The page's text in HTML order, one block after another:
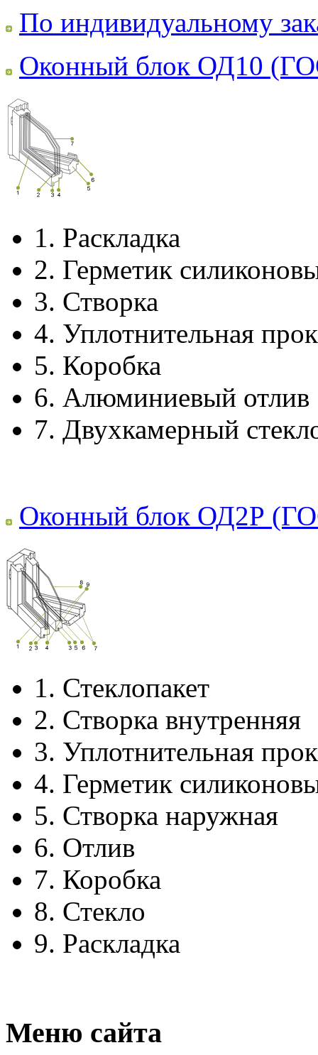
По индивидуальному
Оконный блок ОД10
1. Раскладка
2. Герметик
3. Створка
4. Уплотнительная
5. Коробка
6. Алюминиевый отлив
7. Двухкамерный
Оконный блок ОД2Р
1. Стеклопакет
2. Створка внутренняя
3. Уплотнительная
4. Герметик
5. Створка наружная
6. Отлив
7. Коробка
8. Стекло
9. Раскладка
Меню сайта